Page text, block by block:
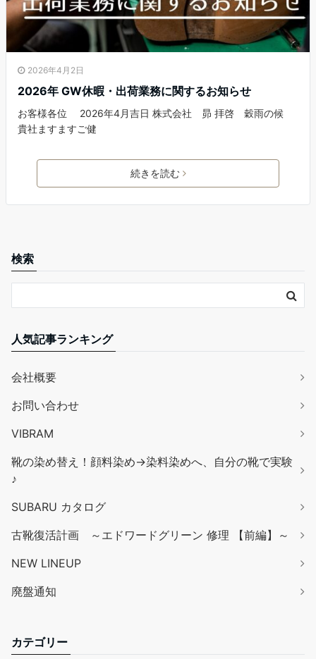
2026年4月2日
2026年 GW休暇・出荷業務に関するお知らせ
お客様各位 2026年4月吉日 株式会社 昴 拝啓 穀雨の候
貴社ますますご健
続きを読む
検索
人気記事ランキング
会社概要
お問い合わせ
VIBRAM
靴の染め替え！顔料染め→染料染めへ、自分の靴で実験
♪
SUBARU カタログ
古靴復活計画 ～エドワードグリーン 修理 【前編】～
NEW LINEUP
廃盤通知
カテゴリー